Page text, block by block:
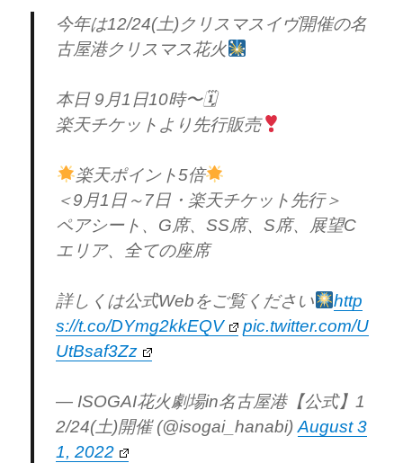
今年は12/24(土)クリスマスイヴ開催の名
古屋港クリスマス花火
本日 9月1日10時〜🗓
楽天チケットより先行販売
楽天ポイント5倍
＜9月1日～7日・楽天チケット先行＞
ペアシート、G席、SS席、S席、展望C
エリア、全ての座席
詳しくは公式Webをご覧ください
http
s://t.co/DYmg2kkEQV
pic.twitter.com/U
UtBsaf3Zz
— ISOGAI花火劇場in名古屋港【公式】1
2/24(土)開催 (@isogai_hanabi)August 3
1, 2022